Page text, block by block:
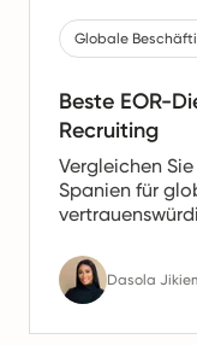
Globale
Beste EOR-
Recruiting
Vergleichen
Spanien für
Unterstützung
Dasola